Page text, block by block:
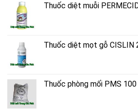
Thuốc diệt muỗi
Thuốc diệt mọt gỗ CISLIN
Thuốc phòng mối PMS